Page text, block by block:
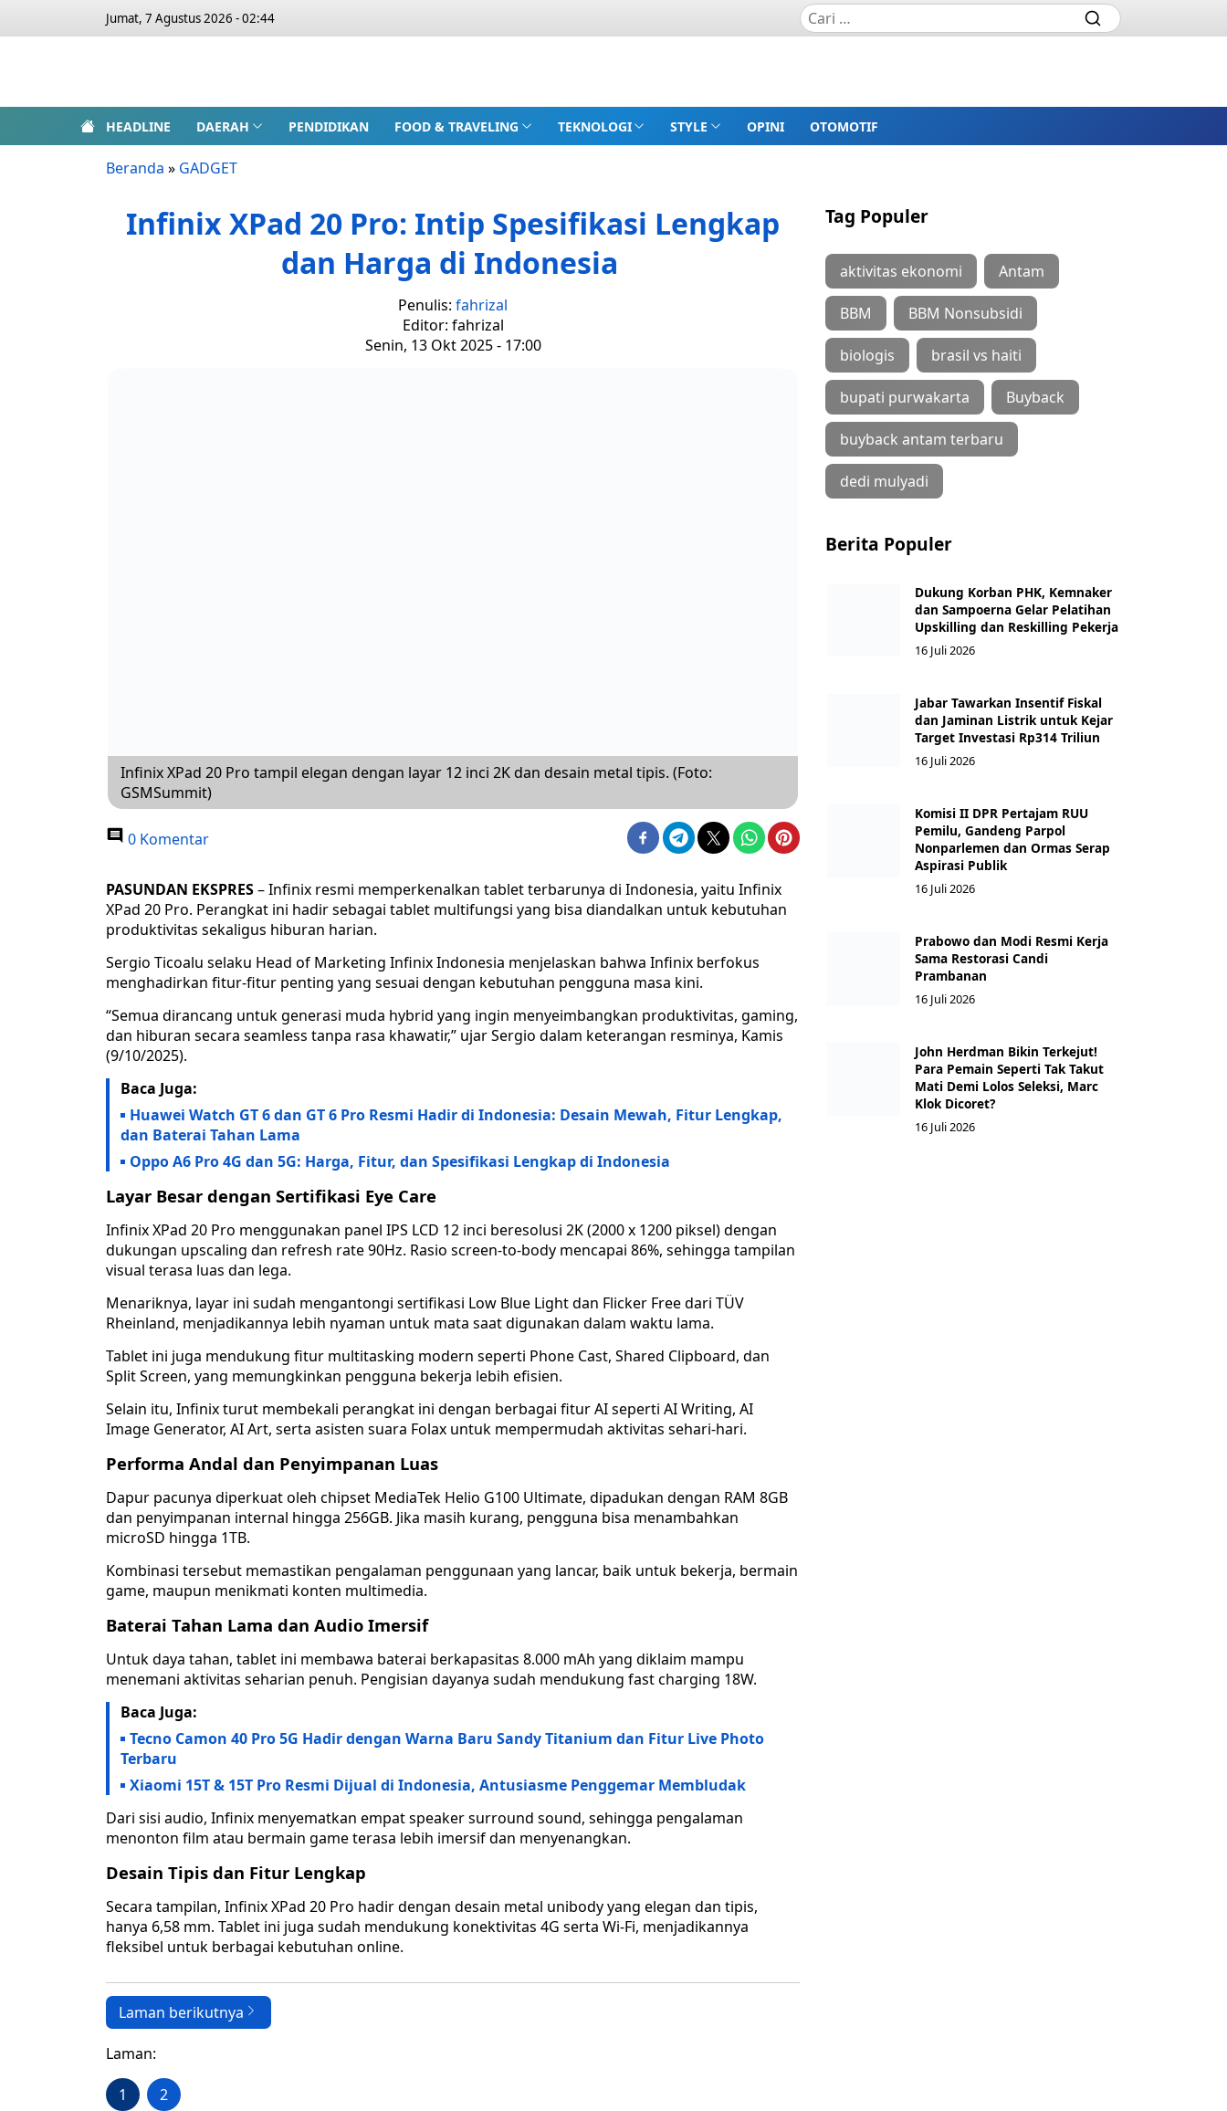
Jumat, 7 Agustus 2026 - 02:44
HEADLINE DAERAH PENDIDIKAN FOOD & TRAVELING TEKNOLOGI STYLE OPINI OTOMOTIF
Beranda » GADGET
Infinix XPad 20 Pro: Intip Spesifikasi Lengkap
dan Harga di Indonesia
Penulis: fahrizal
Editor: fahrizal
Senin, 13 Okt 2025 - 17:00
Infinix XPad 20 Pro tampil elegan dengan layar 12 inci 2K dan desain metal tipis. (Foto:
GSMSummit)
0 Komentar
PASUNDAN EKSPRES– Infinix resmi memperkenalkan tablet terbarunya di Indonesia, yaitu Infinix
XPad 20 Pro. Perangkat ini hadir sebagai tablet multifungsi yang bisa diandalkan untuk kebutuhan
produktivitas sekaligus hiburan harian.
Sergio Ticoalu selaku Head of Marketing Infinix Indonesia menjelaskan bahwa Infinix berfokus
menghadirkan fitur-fitur penting yang sesuai dengan kebutuhan pengguna masa kini.
“Semua dirancang untuk generasi muda hybrid yang ingin menyeimbangkan produktivitas, gaming,
dan hiburan secara seamless tanpa rasa khawatir,” ujar Sergio dalam keterangan resminya, Kamis
(9/10/2025).
Baca Juga:
Huawei Watch GT 6 dan GT 6 Pro Resmi Hadir di Indonesia: Desain Mewah, Fitur Lengkap,
dan Baterai Tahan Lama
Oppo A6 Pro 4G dan 5G: Harga, Fitur, dan Spesifikasi Lengkap di Indonesia
Layar Besar dengan Sertifikasi Eye Care
Infinix XPad 20 Pro menggunakan panel IPS LCD 12 inci beresolusi 2K (2000 x 1200 piksel) dengan
dukungan upscaling dan refresh rate 90Hz. Rasio screen-to-body mencapai 86%, sehingga tampilan
visual terasa luas dan lega.
Menariknya, layar ini sudah mengantongi sertifikasi Low Blue Light dan Flicker Free dari TÜV
Rheinland, menjadikannya lebih nyaman untuk mata saat digunakan dalam waktu lama.
Tablet ini juga mendukung fitur multitasking modern seperti Phone Cast, Shared Clipboard, dan
Split Screen, yang memungkinkan pengguna bekerja lebih efisien.
Selain itu, Infinix turut membekali perangkat ini dengan berbagai fitur AI seperti AI Writing, AI
Image Generator, AI Art, serta asisten suara Folax untuk mempermudah aktivitas sehari-hari.
Performa Andal dan Penyimpanan Luas
Dapur pacunya diperkuat oleh chipset MediaTek Helio G100 Ultimate, dipadukan dengan RAM 8GB
dan penyimpanan internal hingga 256GB. Jika masih kurang, pengguna bisa menambahkan
microSD hingga 1TB.
Kombinasi tersebut memastikan pengalaman penggunaan yang lancar, baik untuk bekerja, bermain
game, maupun menikmati konten multimedia.
Baterai Tahan Lama dan Audio Imersif
Untuk daya tahan, tablet ini membawa baterai berkapasitas 8.000 mAh yang diklaim mampu
menemani aktivitas seharian penuh. Pengisian dayanya sudah mendukung fast charging 18W.
Baca Juga:
Tecno Camon 40 Pro 5G Hadir dengan Warna Baru Sandy Titanium dan Fitur Live Photo
Terbaru
Xiaomi 15T & 15T Pro Resmi Dijual di Indonesia, Antusiasme Penggemar Membludak
Dari sisi audio, Infinix menyematkan empat speaker surround sound, sehingga pengalaman
menonton film atau bermain game terasa lebih imersif dan menyenangkan.
Desain Tipis dan Fitur Lengkap
Secara tampilan, Infinix XPad 20 Pro hadir dengan desain metal unibody yang elegan dan tipis,
hanya 6,58 mm. Tablet ini juga sudah mendukung konektivitas 4G serta Wi-Fi, menjadikannya
fleksibel untuk berbagai kebutuhan online.
Laman berikutnya
Laman:
1 2
Tag Populer
aktivitas ekonomi Antam
BBM BBM Nonsubsidi
biologis brasil vs haiti
bupati purwakarta Buyback
buyback antam terbaru
dedi mulyadi
Berita Populer
Dukung Korban PHK, Kemnaker
dan Sampoerna Gelar Pelatihan
Upskilling dan Reskilling Pekerja
16 Juli 2026
Jabar Tawarkan Insentif Fiskal
dan Jaminan Listrik untuk Kejar
Target Investasi Rp314 Triliun
16 Juli 2026
Komisi II DPR Pertajam RUU
Pemilu, Gandeng Parpol
Nonparlemen dan Ormas Serap
Aspirasi Publik
16 Juli 2026
Prabowo dan Modi Resmi Kerja
Sama Restorasi Candi
Prambanan
16 Juli 2026
John Herdman Bikin Terkejut!
Para Pemain Seperti Tak Takut
Mati Demi Lolos Seleksi, Marc
Klok Dicoret?
16 Juli 2026